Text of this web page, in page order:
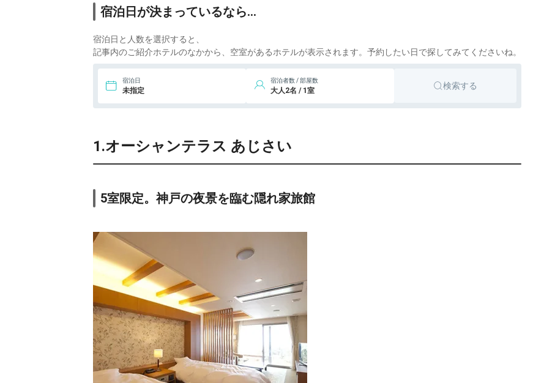
山
8. 有馬温泉 欽山
icotto 楽天トラベル
幸荘 花結び
37,364円〜
icotto
33,700円〜
10.有馬山叢 御所
45,250円〜 37,700円〜
11. SPA TERRACE
宿 奥の細道
icotto
宿泊日が決まっているなら…
宿泊日と人数を選択すると、
記事内のご紹介ホテルのなかから、空室があるホテルが表示されます。予約したい日で探してみてくださいね。
宿泊日
未指定
宿泊者数 / 部屋数
大人2名 / 1室 検索する
1.オーシャンテラス あじさい
5室限定。神戸の夜景を臨む隠れ家旅館